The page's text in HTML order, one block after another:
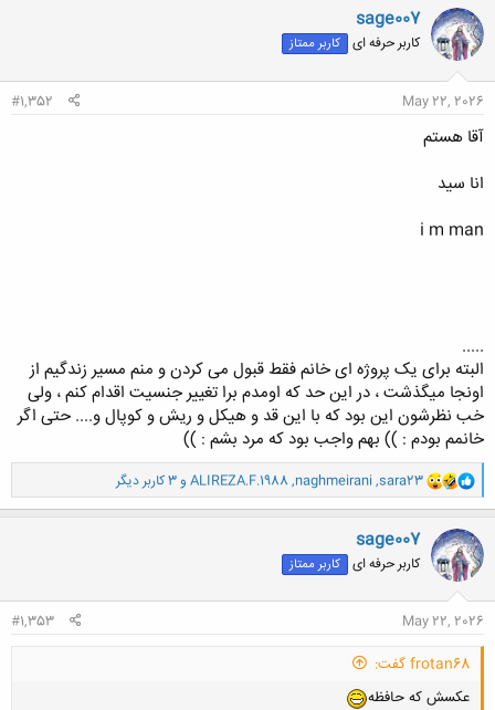
ن
ش
ه
ا
sage007
کاربر حرفه ای کاربر ممتاز
May 22, 2026
#1,352
آقا هستم
انا سید
i m man
.....
البته برای یک پروژه ای خانم فقط قبول می کردن و منم مسیر زندگیم از
اونجا میگذشت ، در این حد که اومدم برا تغییر جنسیت اقدام کنم ، ولی
خب نظرشون این بود که با این قد و هیکل و ریش و کوپال و.... حتی اگر
خانمم بودم : )) بهم واجب بود که مرد بشم : ))
و
ا
ک
ن
ش
ه
:
sara23
,
naghmeirani
,
ALIREZA.F.1988 و 3 کاربر دیگر
sage007
کاربر حرفه ای کاربر ممتاز
May 22, 2026
#1,353
frotan68 گفت:
عکسش که حافظه